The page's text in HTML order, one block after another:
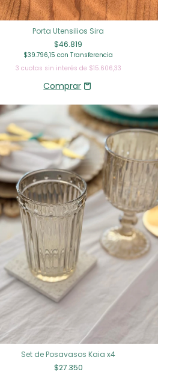
Porta Utensilios Sira
$46.819
$39.796,15con Transferencia
3 cuotas sin interés de $15.606,33
Set de Posavasos Kaia x4
$27.350